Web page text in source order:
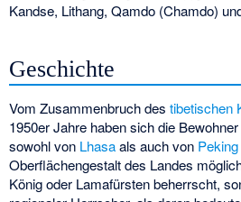
Kandse, Lithang, Qamdo (Chamdo)
Geschichte
Vom Zusammenbruch destibetischen
1950er Jahre haben sich die
sowohl von Lhasaals auch von Peking
Oberflächengestalt des Landes
König oder Lamafürsten beherrscht,